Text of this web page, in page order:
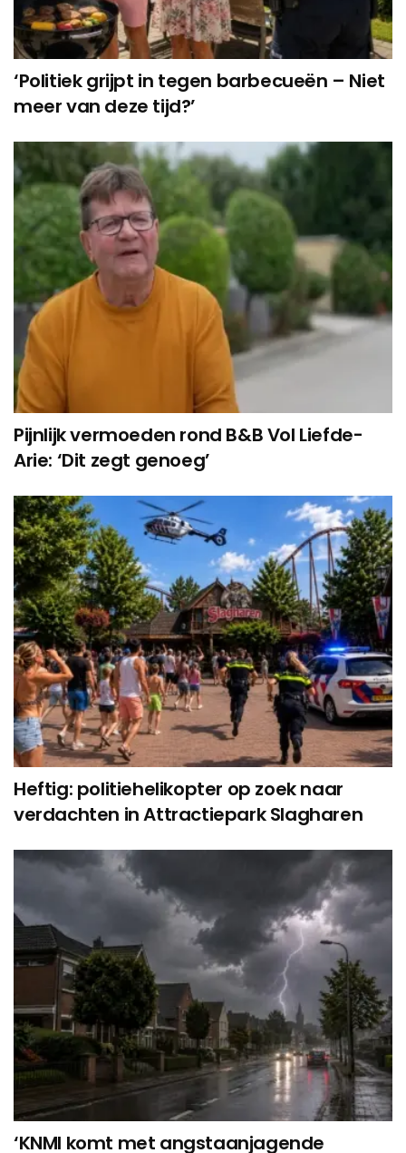
‘Politiek grijpt in tegen barbecueën – Niet
meer van deze tijd?’
Pijnlijk vermoeden rond B&B Vol Liefde-
Arie: ‘Dit zegt genoeg’
Heftig: politiehelikopter op zoek naar
verdachten in Attractiepark Slagharen
‘KNMI komt met angstaanjagende